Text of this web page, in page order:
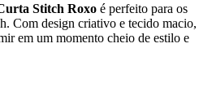
Stitch Roxo é perfeito para os
Com design criativo e tecido macio,
em um momento cheio de estilo e